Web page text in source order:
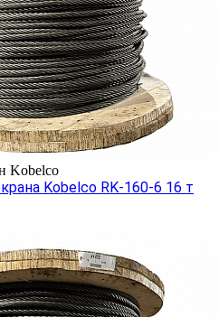
Kobelco
Kobelco RK-160-6 16 т